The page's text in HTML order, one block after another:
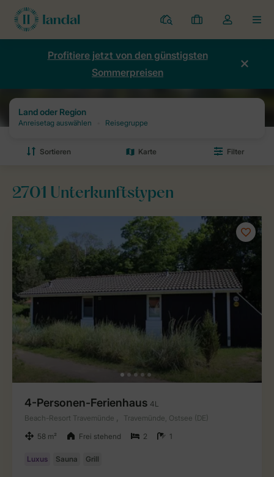
Ferienparks
Meine
Buchungen
Dropdown-
Menü
Kontos
Profitiere jetzt von den günstigsten
Sommerpreisen